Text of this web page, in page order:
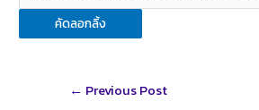
คัดลอกลิ้ง
← Previous Post